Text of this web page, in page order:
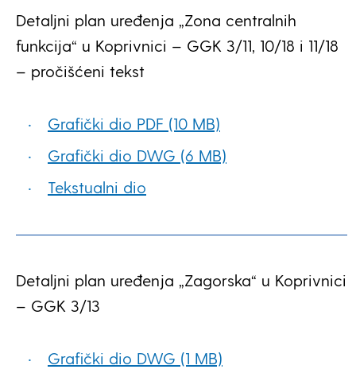
Detaljni plan uređenja „Zona centralnih
funkcija“ u Koprivnici – GGK 3/11, 10/18 i 11/18
– pročišćeni tekst
Grafički dio PDF (10 MB)
Grafički dio DWG (6 MB)
Tekstualni dio
Detaljni plan uređenja „Zagorska“ u Koprivnici
– GGK 3/13
Grafički dio DWG (1 MB)